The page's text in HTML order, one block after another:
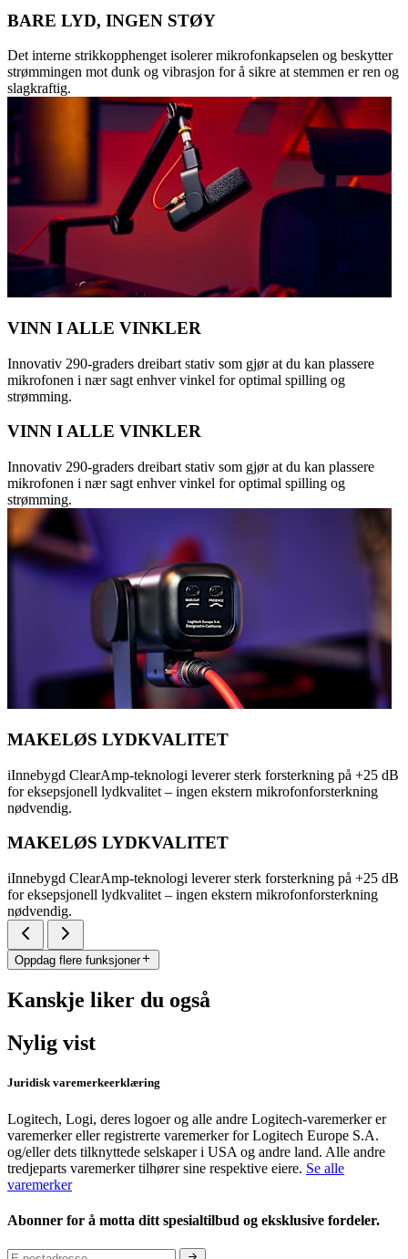
BARE LYD, INGEN STØY
Det interne strikkopphenget isolerer mikrofonkapselen og beskytter
strømmingen mot dunk og vibrasjon for å sikre at stemmen er ren og
slagkraftig.
VINN I ALLE VINKLER
Innovativ 290-graders dreibart stativ som gjør at du kan plassere
mikrofonen i nær sagt enhver vinkel for optimal spilling og
strømming.
VINN I ALLE VINKLER
Innovativ 290-graders dreibart stativ som gjør at du kan plassere
mikrofonen i nær sagt enhver vinkel for optimal spilling og
strømming.
MAKELØS LYDKVALITET
iInnebygd ClearAmp-teknologi leverer sterk forsterkning på +25 dB
for eksepsjonell lydkvalitet – ingen ekstern mikrofonforsterkning
nødvendig.
MAKELØS LYDKVALITET
iInnebygd ClearAmp-teknologi leverer sterk forsterkning på +25 dB
for eksepsjonell lydkvalitet – ingen ekstern mikrofonforsterkning
nødvendig.
Oppdag flere funksjoner
Kanskje liker du også
Nylig vist
Juridisk varemerkeerklæring
Logitech, Logi, deres logoer og alle andre Logitech-varemerker er
varemerker eller registrerte varemerker for Logitech Europe S.A.
og/eller dets tilknyttede selskaper i USA og andre land. Alle andre
tredjeparts varemerker tilhører sine respektive eiere. Se alle
varemerker
Abonner for å motta ditt spesialtilbud og eksklusive fordeler.